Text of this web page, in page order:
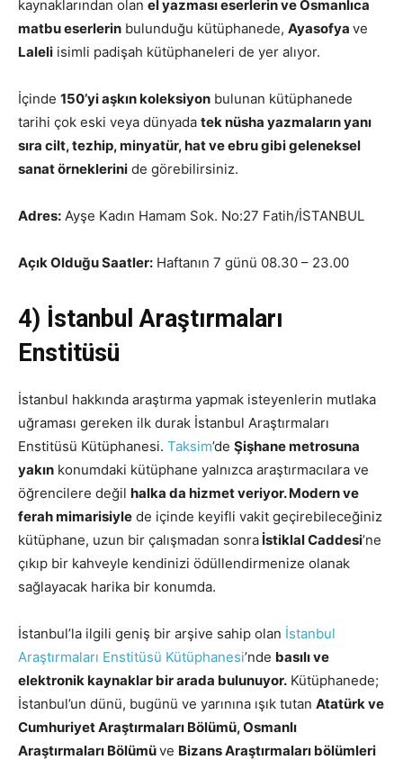
kaynaklarından olan el yazması eserlerin ve Osmanlıca
matbu eserlerin bulunduğu kütüphanede, Ayasofya ve
Laleli isimli padişah kütüphaneleri de yer alıyor.
İçinde 150’yi aşkın koleksiyon bulunan kütüphanede
tarihi çok eski veya dünyada tek nüsha yazmaların yanı
sıra cilt, tezhip, minyatür, hat ve ebru gibi geleneksel
sanat örneklerini de görebilirsiniz.
Adres: Ayşe Kadın Hamam Sok. No:27 Fatih/İSTANBUL
Açık Olduğu Saatler: Haftanın 7 günü 08.30 – 23.00
4) İstanbul Araştırmaları
Enstitüsü
İstanbul hakkında araştırma yapmak isteyenlerin mutlaka
uğraması gereken ilk durak İstanbul Araştırmaları
Enstitüsü Kütüphanesi. Taksim’de Şişhane metrosuna
yakın konumdaki kütüphane yalnızca araştırmacılara ve
öğrencilere değil halka da hizmet veriyor.Modern ve
ferah mimarisiyle de içinde keyifli vakit geçirebileceğiniz
kütüphane, uzun bir çalışmadan sonra İstiklal Caddesi’ne
çıkıp bir kahveyle kendinizi ödüllendirmenize olanak
sağlayacak harika bir konumda.
İstanbul’la ilgili geniş bir arşive sahip olan İstanbul
Araştırmaları Enstitüsü Kütüphanesi’nde basılı ve
elektronik kaynaklar bir arada bulunuyor. Kütüphanede;
İstanbul’un dünü, bugünü ve yarınına ışık tutan Atatürk ve
Cumhuriyet Araştırmaları Bölümü, Osmanlı
Araştırmaları Bölümüve Bizans Araştırmaları bölümleri